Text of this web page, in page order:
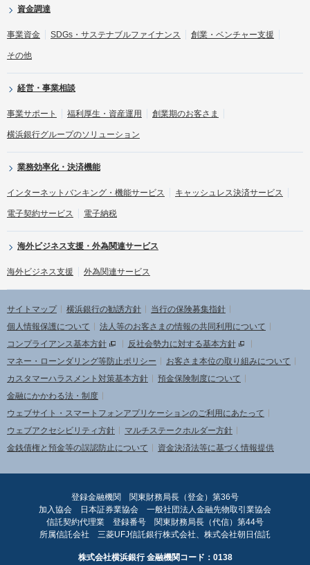
資金調達
事業資金 SDGs・サステナブルファイナンス 創業・ベンチャー支援
その他
経営・事業相談
事業サポート 福利厚生・資産運用 創業期のお客さま
横浜銀行グループのソリューション
業務効率化・決済機能
インターネットバンキング・機能サービス キャッシュレス決済サービス
電子契約サービス 電子納税
海外ビジネス支援・外為関連サービス
海外ビジネス支援 外為関連サービス
サイトマップ 横浜銀行の勧誘方針
当行の保険募集指針
個人情報保護について
法人等のお客さまの情報の共同利用について
コンプライアンス基本方針
反社会勢力に対する基本方針
マネー・ローンダリング等防止ポリシー
お客さま本位の取り組みについて
カスタマーハラスメント対策基本方針
預金保険制度について
金融にかかわる法・制度
ウェブサイト・スマートフォンアプリケーションのご利用にあたって
ウェブアクセシビリティ方針
マルチステークホルダー方針
金銭債権と預金等の誤認防止について
資金決済法等に基づく情報提供
登録金融機関 関東財務局長（登金）第36号
加入協会 日本証券業協会 一般社団法人金融先物取引業協会
信託契約代理業 登録番号 関東財務局長（代信）第44号
所属信託会社 三菱UFJ信託銀行株式会社、株式会社朝日信託
株式会社横浜銀行 金融機関コード：0138